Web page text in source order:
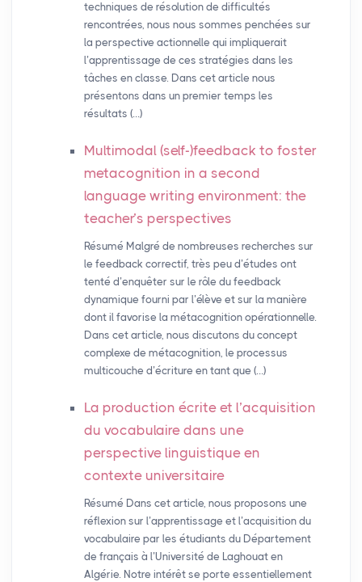
techniques de résolution de difficultés
rencontrées, nous nous sommes penchées sur
la perspective actionnelle qui impliquerait
l’apprentissage de ces stratégies dans les
tâches en classe. Dans cet article nous
présentons dans un premier temps les
résultats (…)
Multimodal (self-)feedback to foster
metacognition in a second
language writing environment: the
teacher’s perspectives
Résumé Malgré de nombreuses recherches sur
le feedback correctif, très peu d’études ont
tenté d’enquêter sur le rôle du feedback
dynamique fourni par l’élève et sur la manière
dont il favorise la métacognition opérationnelle.
Dans cet article, nous discutons du concept
complexe de métacognition, le processus
multicouche d’écriture en tant que (…)
La production écrite et l’acquisition
du vocabulaire dans une
perspective linguistique en
contexte universitaire
Résumé Dans cet article, nous proposons une
réflexion sur l’apprentissage et l’acquisition du
vocabulaire par les étudiants du Département
de français à l’Université de Laghouat en
Algérie. Notre intérêt se porte essentiellement